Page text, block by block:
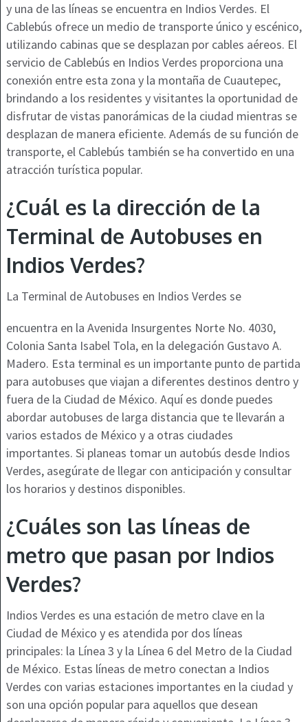
y una de las líneas se encuentra en Indios Verdes. El
Cablebús ofrece un medio de transporte único y escénico,
utilizando cabinas que se desplazan por cables aéreos. El
servicio de Cablebús en Indios Verdes proporciona una
conexión entre esta zona y la montaña de Cuautepec,
brindando a los residentes y visitantes la oportunidad de
disfrutar de vistas panorámicas de la ciudad mientras se
desplazan de manera eficiente. Además de su función de
transporte, el Cablebús también se ha convertido en una
atracción turística popular.
¿Cuál es la dirección de la
Terminal de Autobuses en
Indios Verdes?
La Terminal de Autobuses en Indios Verdes se
encuentra en la Avenida Insurgentes Norte No. 4030,
Colonia Santa Isabel Tola, en la delegación Gustavo A.
Madero. Esta terminal es un importante punto de partida
para autobuses que viajan a diferentes destinos dentro y
fuera de la Ciudad de México. Aquí es donde puedes
abordar autobuses de larga distancia que te llevarán a
varios estados de México y a otras ciudades
importantes. Si planeas tomar un autobús desde Indios
Verdes, asegúrate de llegar con anticipación y consultar
los horarios y destinos disponibles.
¿Cuáles son las líneas de
metro que pasan por Indios
Verdes?
Indios Verdes es una estación de metro clave en la
Ciudad de México y es atendida por dos líneas
principales: la Línea 3 y la Línea 6 del Metro de la Ciudad
de México. Estas líneas de metro conectan a Indios
Verdes con varias estaciones importantes en la ciudad y
son una opción popular para aquellos que desean